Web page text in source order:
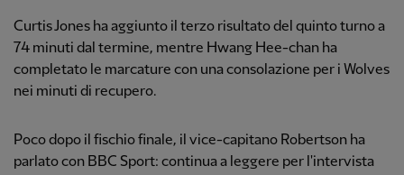
Curtis Jones ha aggiunto il terzo risultato del quinto turno a
74 minuti dal termine, mentre Hwang Hee-chan ha
completato le marcature con una consolazione per i Wolves
nei minuti di recupero.
Poco dopo il fischio finale, il vice-capitano Robertson ha
parlato con BBC Sport: continua a leggere per l'intervista